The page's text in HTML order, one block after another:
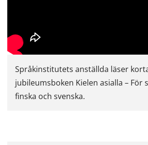
Språkinstitutets anställda läser
jubileumsboken Kielen asialla – För
finska och svenska.